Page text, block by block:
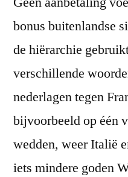
bonus buitenlandse
de hiërarchie
verschillende
nederlagen tegen
bijvoorbeeld op één
wedden, weer Italië
iets mindere goden